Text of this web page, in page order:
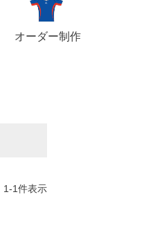
オーダー制作
1-1件表示